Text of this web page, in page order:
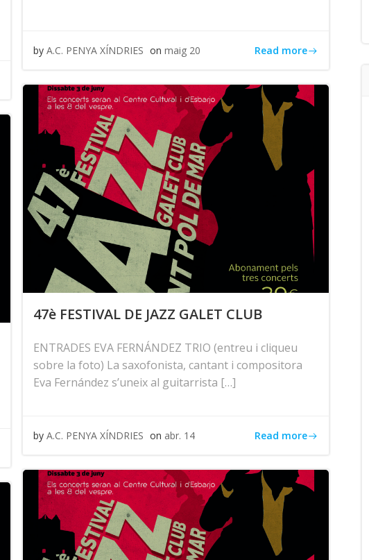
by A.C. PENYA XÍNDRIES onmaig 20 Read more
47è FESTIVAL DE JAZZ GALET CLUB
ENTRADES EVA FERNÁNDEZ TRIO (entreu i cliqueu
sobre la foto) La saxofonista, cantant i compositora
Eva Fernández s’uneix al guitarrista […]
by A.C. PENYA XÍNDRIES on abr. 14 Read more